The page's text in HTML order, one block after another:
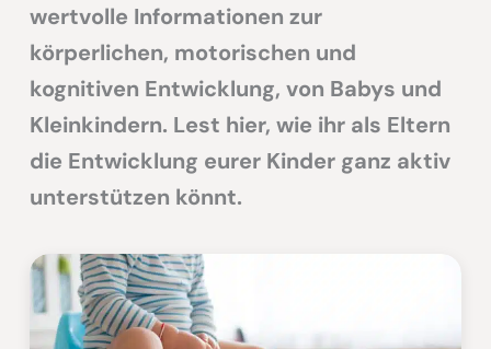
wertvolle Informationen zur
körperlichen, motorischen und
kognitiven Entwicklung, von Babys und
Kleinkindern. Lest hier, wie ihr als Eltern
die Entwicklung eurer Kinder ganz aktiv
unterstützen könnt.